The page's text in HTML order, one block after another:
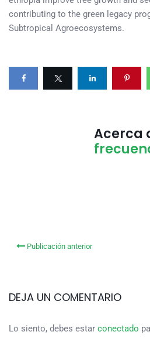
contributing to the green legacy
Subtropical Agroecosystems.
Acerca
Publicación anterior
DEJA UN COMENTARIO
Lo siento, debes estar conectado